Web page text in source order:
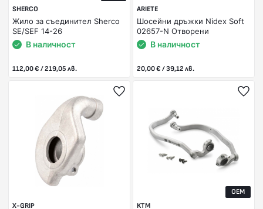
SHERCO
Жило за съединител Sherco
SE/SEF 14-26
В наличност
112,00 € / 219,05 лв.
ARIETE
Шосейни дръжки Nidex Soft
02657-N Отворени
В наличност
20,00 € / 39,12 лв.
X-GRIP
OEM
KTM